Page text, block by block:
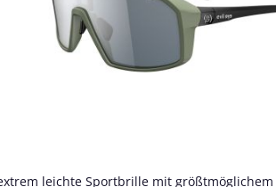
leichte Sportbrille mit